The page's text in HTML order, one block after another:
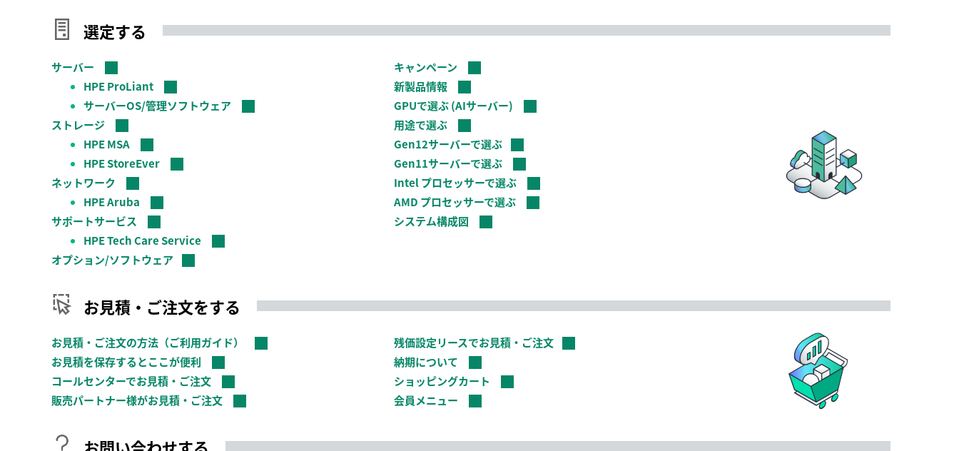
選定する
サーバー
HPE ProLiant
サーバーOS/管理ソフトウェア
ストレージ
HPE MSA
HPE StoreEver
ネットワーク
HPE Aruba
サポートサービス
HPE Tech Care Service
オプション/ソフトウェア
キャンペーン
新製品情報
GPUで選ぶ (AIサーバー)
用途で選ぶ
Gen12サーバーで選ぶ
Gen11サーバーで選ぶ
Intel プロセッサーで選ぶ
AMD プロセッサーで選ぶ
システム構成図
お見積・ご注文をする
お見積・ご注文の方法（ご利用ガイド）
お見積を保存するとここが便利
コールセンターでお見積・ご注文
販売パートナー様がお見積・ご注文
残価設定リースでお見積・ご注文
納期について
ショッピングカート
会員メニュー